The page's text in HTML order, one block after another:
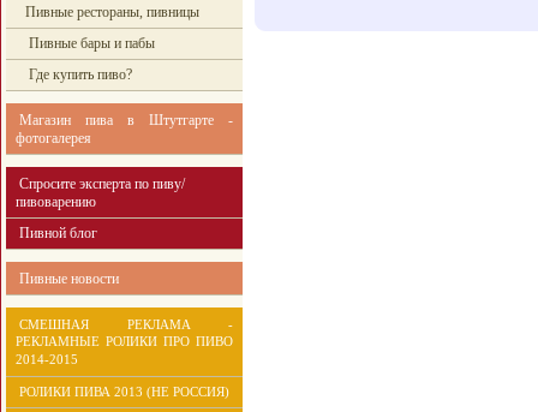
Пивные рестораны, пивницы
Пивные бары и пабы
Где купить пиво?
Магазин пива в Штутгарте -
фотогалерея
Спросите эксперта по пиву/
пивоварению
Пивной блог
Пивные новости
СМЕШНАЯ РЕКЛАМА -
РЕКЛАМНЫЕ РОЛИКИ ПРО ПИВО
2014-2015
РОЛИКИ ПИВА 2013 (НЕ РОССИЯ)